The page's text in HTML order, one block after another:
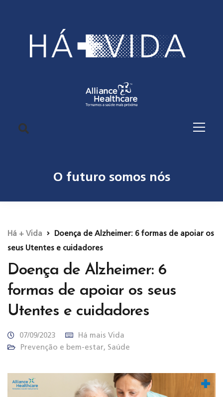
O futuro somos nós
Há + Vida
Doença de Alzheimer: 6 formas de apoiar os
seus Utentes e cuidadores
Doença de Alzheimer: 6
formas de apoiar os seus
Utentes e cuidadores
07/09/2023
Há mais Vida
Prevenção e bem-estar, Saúde